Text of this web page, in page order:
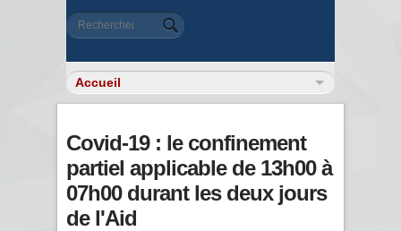
Formulaire de recherche
Rechercher
Covid-19 : le confinement
partiel applicable de 13h00 à
07h00 durant les deux jours
de l'Aid